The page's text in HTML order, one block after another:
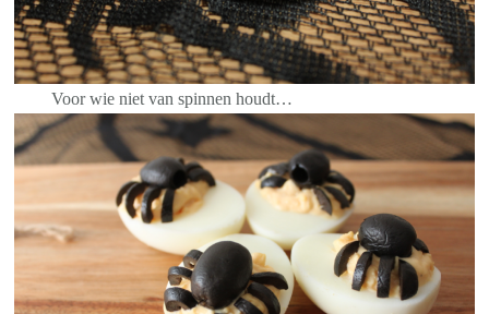
Voor wie niet van spinnen houdt…